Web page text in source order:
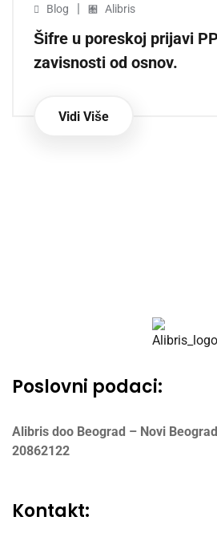
Blog | Alibris
Šifre u poreskoj prijavi
zavisnosti od osnov.
Vidi Više
Poslovni podaci:
Alibris doo Beograd – Novi Beograd
20862122
Kontakt: